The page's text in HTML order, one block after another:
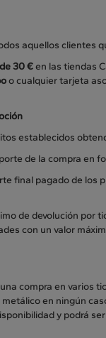
aquellos clientes
30 €en las tiendas
o cualquier tarjeta
establecidos
de la compra en
final pagado de
de devolución por
con un valor
compra en varios
en ningún
y podrá